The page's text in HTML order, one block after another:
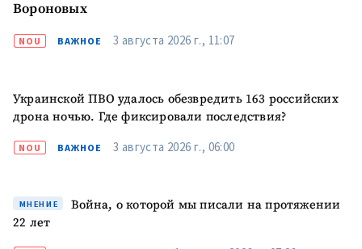
Вороновых
NOU ВАЖНОЕ 3 августа 2026 г., 11:07
Украинской ПВО удалось обезвредить 163 российских
дрона ночью. Где фиксировали последствия?
NOU ВАЖНОЕ 3 августа 2026 г., 06:00
МНЕНИЕ
Война, о которой мы писали на протяжении
22 лет